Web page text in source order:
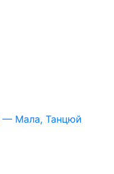
— Мала, Танцюй